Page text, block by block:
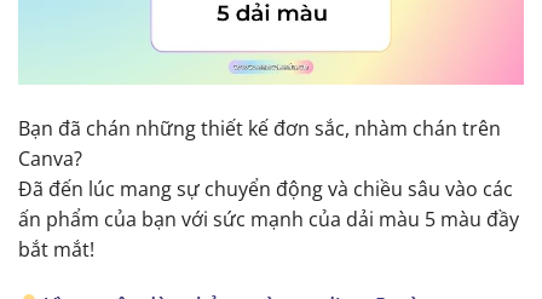
Bạn đã chán những thiết kế đơn sắc, nhàm chán trên
Canva?
Đã đến lúc mang sự chuyển động và chiều sâu vào các
ấn phẩm của bạn với sức mạnh của dải màu 5 màu đầy
bắt mắt!